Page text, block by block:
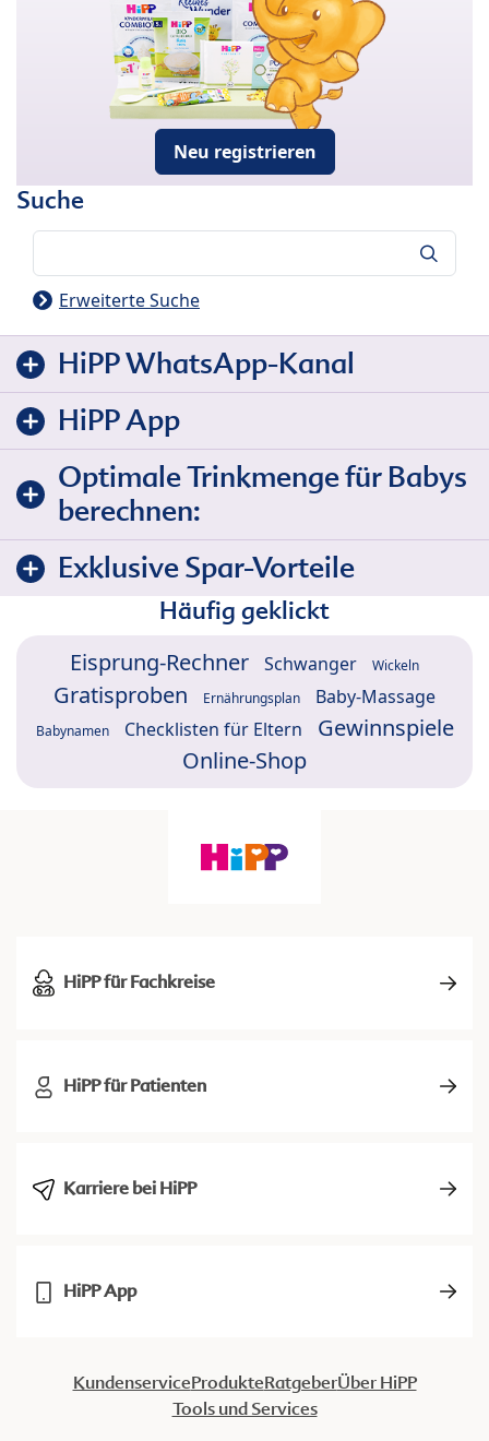
Neu registrieren
Suche
Erweiterte Suche
HiPP WhatsApp-Kanal
HiPP App
Optimale Trinkmenge für Babys
berechnen:
Exklusive Spar-Vorteile
Häufig geklickt
Eisprung-Rechner Schwanger Wickeln
Gratisproben Ernährungsplan Baby-Massage
Babynamen Checklisten für Eltern
Gewinnspiele
Online-Shop
HiPP für Fachkreise
HiPP für Patienten
Karriere bei HiPP
HiPP App
KundenserviceProdukteRatgeberÜber HiPP
Tools und Services